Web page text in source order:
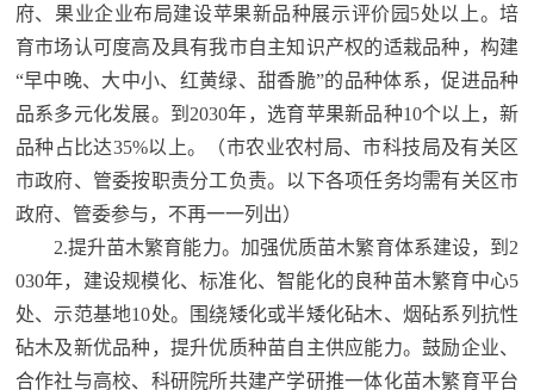
府、果业企业布局建设苹果新品种展示评价园5处以上。培
育市场认可度高及具有我市自主知识产权的适栽品种，构建
“早中晚、大中小、红黄绿、甜香脆”的品种体系，促进品种
品系多元化发展。到2030年，选育苹果新品种10个以上，新
品种占比达35%以上。（市农业农村局、市科技局及有关区
市政府、管委按职责分工负责。以下各项任务均需有关区市
政府、管委参与，不再一一列出）
2.提升苗木繁育能力。加强优质苗木繁育体系建设，到2
030年，建设规模化、标准化、智能化的良种苗木繁育中心5
处、示范基地10处。围绕矮化或半矮化砧木、烟砧系列抗性
砧木及新优品种，提升优质种苗自主供应能力。鼓励企业、
合作社与高校、科研院所共建产学研推一体化苗木繁育平台